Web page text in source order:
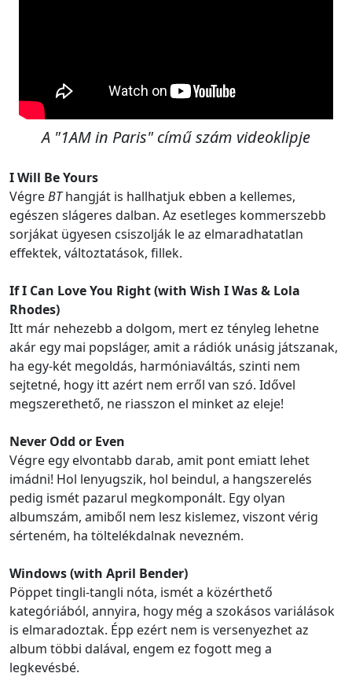
A "1AM in Paris" című szám videoklipje
I Will Be Yours
VégreBThangját is hallhatjuk ebben a kellemes,
egészen slágeres dalban. Az esetleges kommerszebb
sorjákat ügyesen csiszolják le az elmaradhatatlan
effektek, változtatások, fillek.
If I Can Love You Right (with Wish I Was & Lola
Rhodes)
Itt már nehezebb a dolgom, mert ez tényleg lehetne
akár egy mai popsláger, amit a rádiók unásig játszanak,
ha egy-két megoldás, harmóniaváltás, szinti nem
sejtetné, hogy itt azért nem erről van szó. Idővel
megszerethető, ne riasszon el minket az eleje!
Never Odd or Even
Végre egy elvontabb darab, amit pont emiatt lehet
imádni! Hol lenyugszik, hol beindul, a hangszerelés
pedig ismét pazarul megkomponált. Egy olyan
albumszám, amiből nem lesz kislemez, viszont vérig
sérteném, ha töltelékdalnak nevezném.
Windows (with April Bender)
Pöppet tingli-tangli nóta, ismét a közérthető
kategóriából, annyira, hogy még a szokásos variálások
is elmaradoztak. Épp ezért nem is versenyezhet az
album többi dalával, engem ez fogott meg a
legkevésbé.